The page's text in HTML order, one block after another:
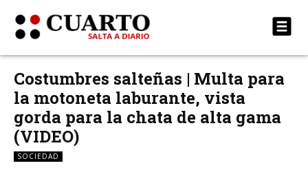
Costumbres salteñas | Multa para
la motoneta laburante, vista
gorda para la chata de alta gama
(VIDEO)
SOCIEDAD